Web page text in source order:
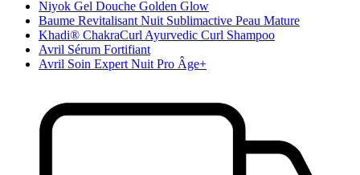
Niyok Gel Douche Golden Glow
Baume Revitalisant Nuit Sublimactive Peau Mature
Khadi® ChakraCurl Ayurvedic Curl Shampoo
Avril Sérum Fortifiant
Avril Soin Expert Nuit Pro Âge+